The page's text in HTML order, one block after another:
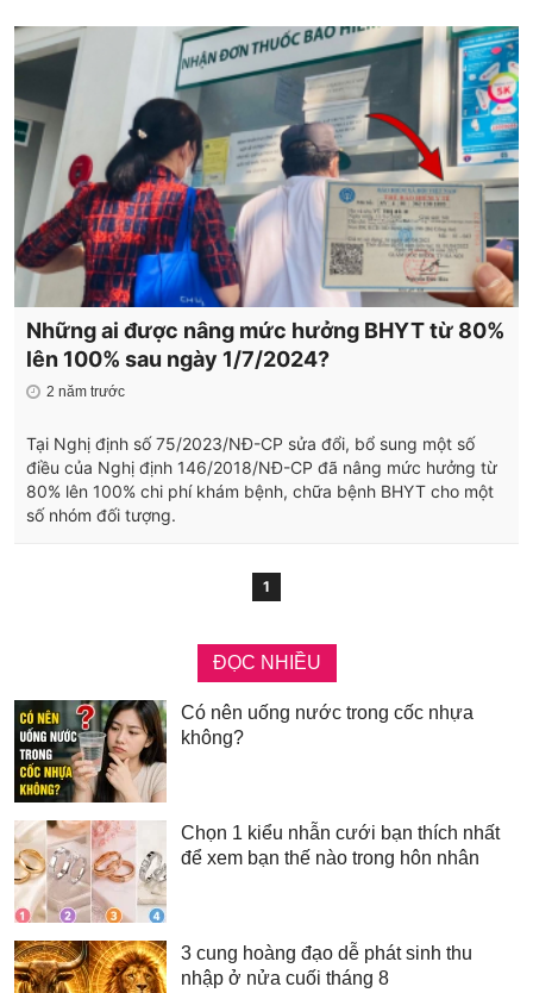
Những ai được nâng mức hưởng BHYT từ 80%
lên 100% sau ngày 1/7/2024?
2 năm trước
Tại Nghị định số 75/2023/NĐ-CP sửa đổi, bổ sung một số
điều của Nghị định 146/2018/NĐ-CP đã nâng mức hưởng từ
80% lên 100% chi phí khám bệnh, chữa bệnh BHYT cho một
số nhóm đối tượng.
1
ĐỌC NHIỀU
Có nên uống nước trong cốc nhựa
không?
Chọn 1 kiểu nhẫn cưới bạn thích nhất
để xem bạn thế nào trong hôn nhân
3 cung hoàng đạo dễ phát sinh thu
nhập ở nửa cuối tháng 8